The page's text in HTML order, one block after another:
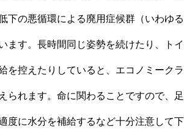
下の悪循環による廃用症候群（いわゆる
ます。長時間同じ姿勢を続けたり、トイ
を控えたりしていると、エコノミークラ
られます。命に関わることですので、足
度に水分を補給するなど十分注意して下